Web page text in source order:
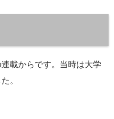
載からです。当時は大学
。